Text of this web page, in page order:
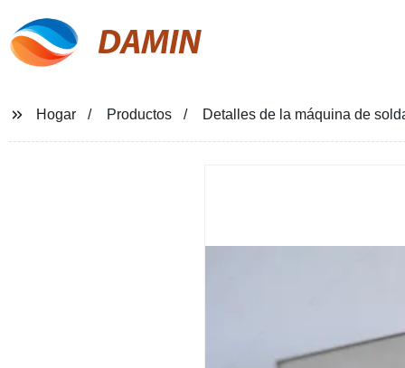
DAMIN
Hogar Productos Detalles de la máquina de